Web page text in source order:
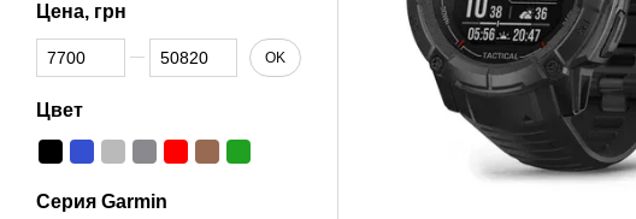
Цена, грн
От Цена, грн
До Цена, грн OK
Цвет
Серия Garmin